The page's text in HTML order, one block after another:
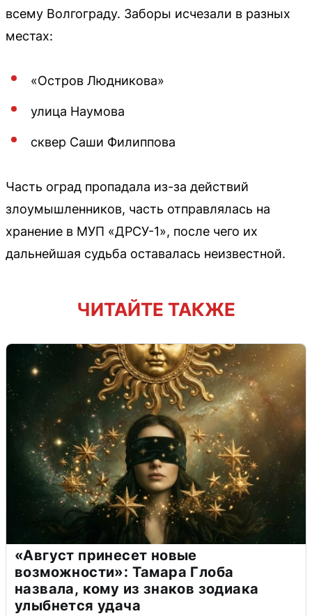
всему Волгограду. Заборы исчезали в разных
местах:
«Остров Людникова»
улица Наумова
сквер Саши Филиппова
Часть оград пропадала из-за действий
злоумышленников, часть отправлялась на
хранение в МУП «ДРСУ-1», после чего их
дальнейшая судьба оставалась неизвестной.
ЧИТАЙТЕ ТАКЖЕ
«Август принесет новые
возможности»: Тамара Глоба
назвала, кому из знаков зодиака
улыбнется удача